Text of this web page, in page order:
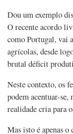
Dou um exemplo
O recente acordo
como Portugal, vai
agrícolas, desde
brutal déficit
Neste contexto, os
podem acentuar-se,
realidade cria para
Mas isto é apenas